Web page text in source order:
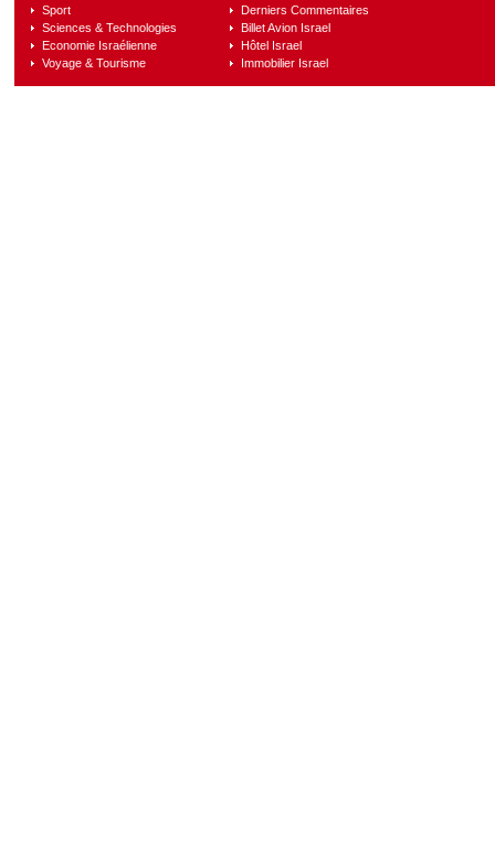
Sport
Sciences & Technologies
Economie Israélienne
Voyage & Tourisme
Derniers Commentaires
Billet Avion Israel
Hôtel Israel
Immobilier Israel